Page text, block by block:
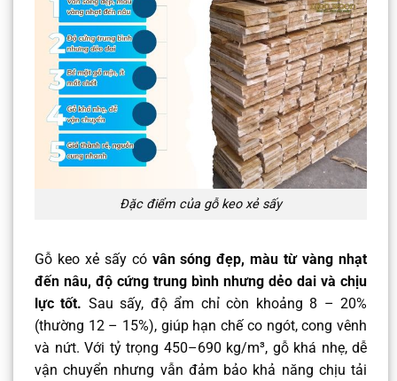
Đặc điểm của gỗ keo xẻ sấy
Gỗ keo xẻ sấy có vân sóng đẹp, màu từ vàng nhạt
đến nâu, độ cứng trung bình nhưng dẻo dai và chịu
lực tốt. Sau sấy, độ ẩm chỉ còn khoảng 8 – 20%
(thường 12 – 15%), giúp hạn chế co ngót, cong vênh
và nứt. Với tỷ trọng 450–690 kg/m³, gỗ khá nhẹ, dễ
vận chuyển nhưng vẫn đảm bảo khả năng chịu tải